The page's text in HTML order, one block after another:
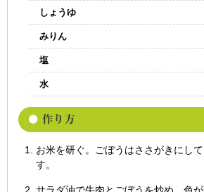
しょうゆ
みりん
塩
水
お米を研ぐ。ごぼうはささがきにし
す。